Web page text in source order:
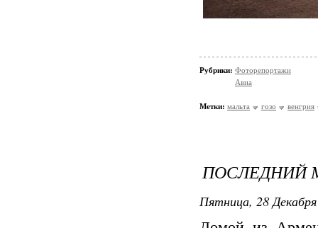
Рубрики: Фоторепортажи
Авиа
Метки: мальта гозо венгрия
ПОСЛЕДНИЙ
Пятница, 28